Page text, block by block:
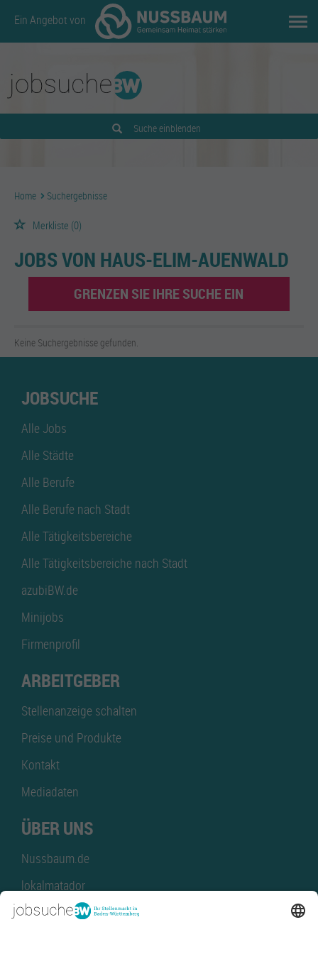
Ein Angebot von
Suche einblenden
Home Suchergebnisse
Merkliste (0)
JOBS VON HAUS-ELIM-AUENWALD
GRENZEN SIE IHRE SUCHE EIN
Keine Suchergebnisse gefunden.
JOBSUCHE
Alle Jobs
Alle Städte
Alle Berufe
Alle Berufe nach Stadt
Alle Tätigkeitsbereiche
Alle Tätigkeitsbereiche nach Stadt
azubiBW.de
Minijobs
Firmenprofil
ARBEITGEBER
Stellenanzeige schalten
Preise und Produkte
Kontakt
Mediadaten
ÜBER UNS
Nussbaum.de
lokalmatador
kaufinBW